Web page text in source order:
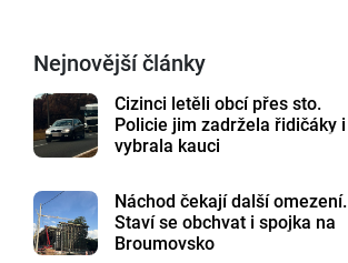
Nejnovější články
Cizinci letěli obcí přes sto.
Policie jim zadržela řidičáky i
vybrala kauci
Náchod čekají další omezení.
Staví se obchvat i spojka na
Broumovsko